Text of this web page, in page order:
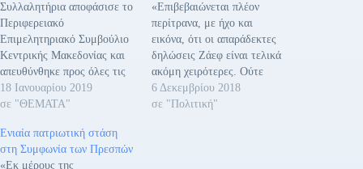
Συλλαλητήρια αποφάσισε το
Περιφερειακό
Επιμελητηριακό Συμβούλιο
Κεντρικής Μακεδονίας και
απευθύνθηκε προς όλες τις
αρχές του τόπου
(Κυβέρνηση, Κόμματα,
Κεντρικής Μακεδονίας και
Δήμους), με την παρακάτω
18 Ιανουαρίου 2019
σε "ΘΕΜΑΤΑ"
«Επιβεβαιώνεται πλέον
περίτρανα, με ήχο και
εικόνα, ότι οι απαράδεκτες
δηλώσεις Ζάεφ είναι τελικά
ακόμη χειρότερες. Ούτε
αυτές, όμως, μας
εκπλήσσουν. Γιατί απλώς
6 Δεκεμβρίου 2018
σε "Πολιτική"
Ενιαία πατριωτική στάση
στη Συμφωνία των Πρεσπών
«Εκ μέρους της